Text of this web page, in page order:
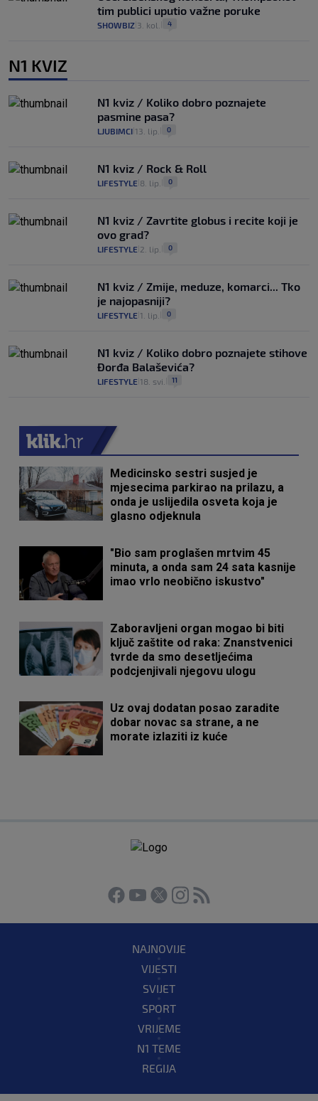
tim publici uputio važne poruke
SHOWBIZ 3. kol. 4
N1 KVIZ
N1 kviz / Koliko dobro poznajete
pasmine pasa?
LJUBIMCI 13. lip. 0
N1 kviz / Rock & Roll
LIFESTYLE 8. lip. 0
N1 kviz / Zavrtite globus i recite koji je
ovo grad?
LIFESTYLE 2. lip. 0
N1 kviz / Zmije, meduze, komarci... Tko
je najopasniji?
LIFESTYLE 1. lip. 0
N1 kviz / Koliko dobro poznajete stihove
Đorđa Balaševića?
LIFESTYLE 18. svi. 11
Medicinsko sestri susjed je
mjesecima parkirao na prilazu, a
onda je uslijedila osveta koja je
glasno odjeknula
"Bio sam proglašen mrtvim 45
minuta, a onda sam 24 sata kasnije
imao vrlo neobično iskustvo"
Zaboravljeni organ mogao bi biti
ključ zaštite od raka: Znanstvenici
tvrde da smo desetljećima
podcjenjivali njegovu ulogu
Uz ovaj dodatan posao zaradite
dobar novac sa strane, a ne
morate izlaziti iz kuće
NAJNOVIJE
VIJESTI
SVIJET
SPORT
VRIJEME
N1 TEME
REGIJA